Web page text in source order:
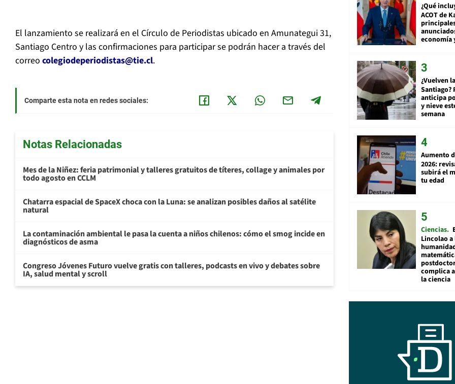
El lanzamiento se realizará en el Círculo de Periodistas ubicado en Amunategui 31,
Santiago Centro y las confirmaciones para participar se podrán hacer a través del
correo colegiodeperiodistas@tie.cl.
Comparte esta nota en redes sociales:
Notas Relacionadas
Mes de la Niñez: feria patrimonial y talleres gratuitos de títeres, collage y animales por
todo agosto en CCLM
Chatarra espacial de SpaceX choca con la Luna: se analizan posibles daños al satélite
natural
La contaminación ambiental le pasa la cuenta a niños chilenos: cómo el smog incide en
diagnósticos de asma
Congreso Jóvenes Futuro vuelve gratis con talleres, podcasts en vivo y debates sobre
IA, salud mental y scroll
¿Qué
ACOT de
economía
¿Vuelven
Santiago?
anticipa
y nieve
semana
Aumento
2026:
subirá el
tu edad
Ciencias
Lincolao a
complica
la ciencia